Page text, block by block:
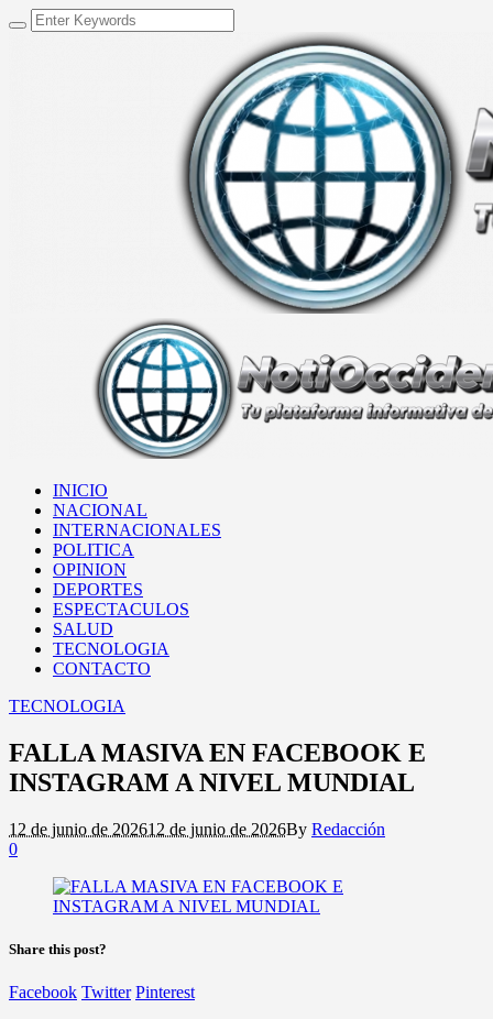
INICIO
NACIONAL
INTERNACIONALES
POLITICA
OPINION
DEPORTES
ESPECTACULOS
SALUD
TECNOLOGIA
CONTACTO
TECNOLOGIA
FALLA MASIVA EN FACEBOOK E
INSTAGRAM A NIVEL MUNDIAL
12 de junio de 202612 de junio de 2026By Redacción
0
Share this post?
Facebook Twitter Pinterest